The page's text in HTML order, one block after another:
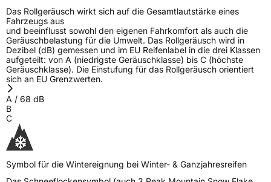
Das Rollgeräusch wirkt sich auf die Gesamtlautstärke eines
Fahrzeugs aus
und beeinflusst sowohl den eigenen Fahrkomfort als auch die
Geräuschbelastung für die Umwelt. Das Rollgeräusch wird in
Dezibel (dB) gemessen und im EU Reifenlabel in die drei Klassen
aufgeteilt: von A (niedrigste Geräuschklasse) bis C (höchste
Geräuschklasse). Die Einstufung für das Rollgeräusch orientiert
sich an EU Grenzwerten.
A / 68 dB
B
C
Symbol für die Wintereignung bei Winter- & Ganzjahresreifen